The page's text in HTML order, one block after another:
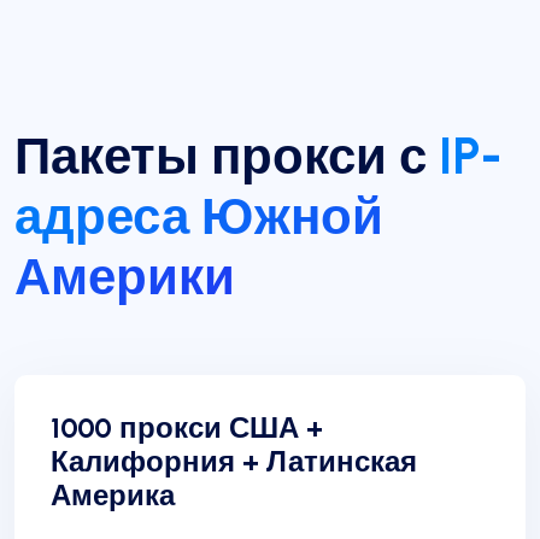
Пакеты прокси с IP-
адреса Южной
Америки
1000 прокси США +
Калифорния + Латинская
Америка